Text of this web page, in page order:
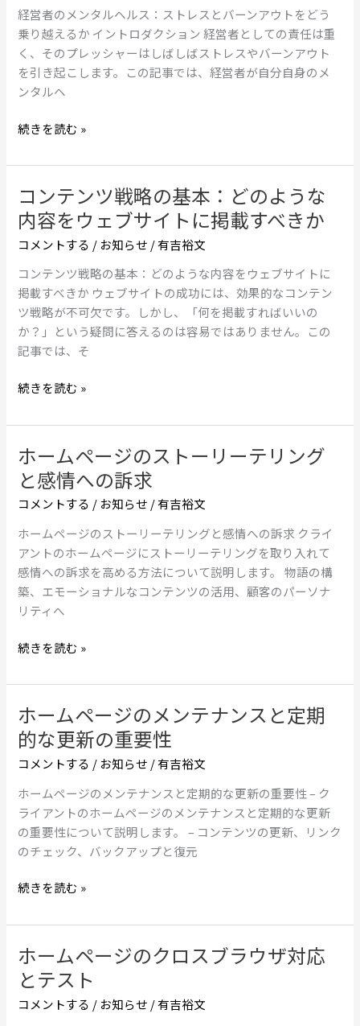
ベ
ー
ト
の
境
を
引
く
か
経営者のメンタルヘルス：ストレスとバーンアウトをどう
乗り越えるか イントロダクション 経営者としての責任は重
く、そのプレッシャーはしばしばストレスやバーンアウト
を引き起こします。この記事では、経営者が自分自身のメ
ンタルヘ
メ
ン
タ
ル
ヘ
ス：
ト
ス
と
バ
ン
ア
ウ
ト
を
う
越
え
る
か
続きを読む »
コンテンツ戦略の基本：どのような
内容をウェブサイトに掲載すべきか
コメントする / お知らせ /有吉裕文
コンテンツ戦略の基本：どのような内容をウェブサイトに
掲載すべきか ウェブサイトの成功には、効果的なコンテン
ツ戦略が不可欠です。しかし、「何を掲載すればいいの
か？」という疑問に答えるのは容易ではありません。この
記事では、そ
コ
ン
テ
ン
ツ
戦
略
の
基
ど
よ
な
内
容
ウ
ェ
ブ
サ
イ
に
す
べ
き
か
続きを読む »
ホームページのストーリーテリング
と感情への訴求
コメントする / お知らせ /有吉裕文
ホームページのストーリーテリングと感情への訴求 クライ
アントのホームページにストーリーテリングを取り入れて
感情への訴求を高める方法について説明します。 物語の構
築、エモーショナルなコンテンツの活用、顧客のパーソナ
リティへ
ホ
ー
ム
ペ
ー
ジ
の
ス
ト
リ
テ
ン
グ
と
情
へ
の
訴
続きを読む »
ホームページのメンテナンスと定期
的な更新の重要性
コメントする / お知らせ /有吉裕文
ホームページのメンテナンスと定期的な更新の重要性 – ク
ライアントのホームページのメンテナンスと定期的な更新
の重要性について説明します。 – コンテンツの更新、リンク
のチェック、バックアップと復元
ホ
ー
ム
ペ
ー
ジ
の
メ
テ
ン
と
定
期
続きを読む »
ホームページのクロスブラウザ対応
とテスト
コメントする / お知らせ /有吉裕文
ホ
ー
ム
ペ